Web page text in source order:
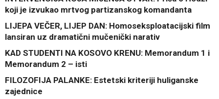
koji je izvukao mrtvog partizanskog komandanta
LIJEPA VEČER, LIJEP DAN: Homoseksploatacijski film
lansiran uz dramatični mučenički narativ
KAD STUDENTI NA KOSOVO KRENU: Memorandum 1 i
Memorandum 2 – isti
FILOZOFIJA PALANKE: Estetski kriteriji huliganske
zajednice